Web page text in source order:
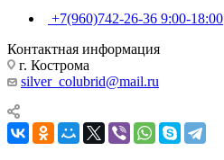
+7(960)742-26-36 9:00-18:00
Контактная информация
г. Кострома
silver_colubrid@mail.ru